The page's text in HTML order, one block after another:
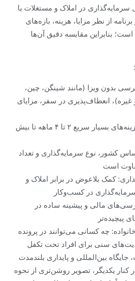
در املاک و مستغلات یا
از نظر مزایا، هزینه، بازه‌های
بنابراین مقایسه دقیق آن‌ها
بدون ویزا (مانند شینگن، چین،
انعطاف‌پذیری در سفر، مزایای
زمان پردازش: از گزینه‌های بسیار سریع ۲ تا ۴ ماهه تا بیش
کشور، نوع سرمایه‌گذاری و تعداد
است
کمک بلاعوض در برابر املاک و
در کسب‌وکار
مالی و پیشینه ساده در
پیچیده‌تر
چه کسانی می‌توانند در پرونده
سنی برای افراد تحت تکفل
بین‌المللی و پایداری بلندمدت
کنار یکدیگر، تصویر روشن‌تری از نحوه